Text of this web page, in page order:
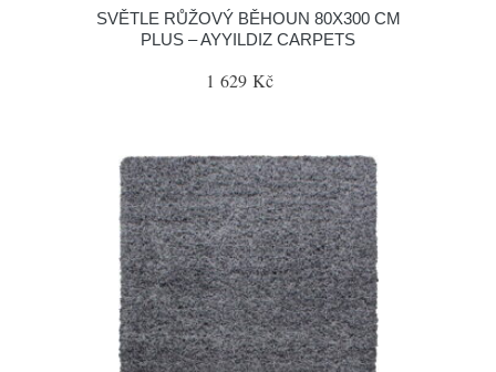
SVĚTLE RŮŽOVÝ BĚHOUN 80X300 CM
PLUS – AYYILDIZ CARPETS
1 629 Kč